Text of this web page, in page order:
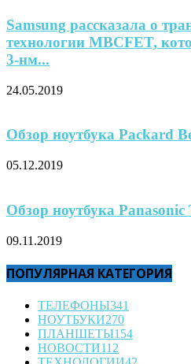
Samsung рассказала о
технологии MBCFET,
3-нм...
24.05.2019
Обзор ноутбука Packard
05.12.2019
Обзор ноутбука
09.11.2019
ПОПУЛЯРНАЯ КАТЕГОРИЯ
ТЕЛЕФОНЫ341
НОУТБУКИ270
ПЛАНШЕТЫ154
НОВОСТИ112